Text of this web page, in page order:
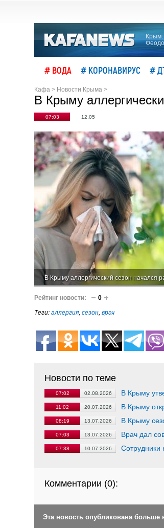
Крым:
# ВОДА # КОРОНАВИРУС #
Кафа > Новости Крыма >
В Крыму
07:03 12.05
В Крыму аллергический сезон начался
Рейтинг новости: 0
Теги: аллергия, сезон, врач
Новости по теме
07:02 02.08.2026 В Крыму
11:02 20.07.2026 В Крыму
08:19 13.07.2026 В Крыму
07:03 13.07.2026 Врач дал
07:38 10.07.2026 Сотрудники
Комментарии (0):
Эта новость опубликована